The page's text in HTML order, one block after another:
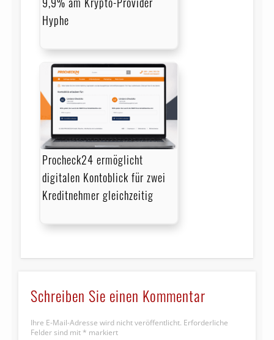
Hyphe
Procheck24 ermöglicht
digitalen Kontoblick für zwei
Kreditnehmer gleichzeitig
Schreiben Sie einen Kommentar
Ihre E-Mail-Adresse wird nicht veröffentlicht. Erforderliche
Felder sind mit * markiert